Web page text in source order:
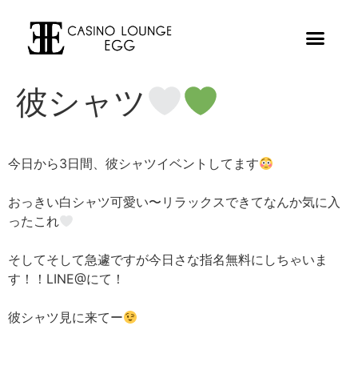
彼シャツ
今日から3日間、彼シャツイベントしてます
おっきい白シャツ可愛い〜リラックスできてなんか気に入
ったこれ
そしてそして急遽ですが今日さな指名無料にしちゃいま
す！！LINE@にて！
彼シャツ見に来てー